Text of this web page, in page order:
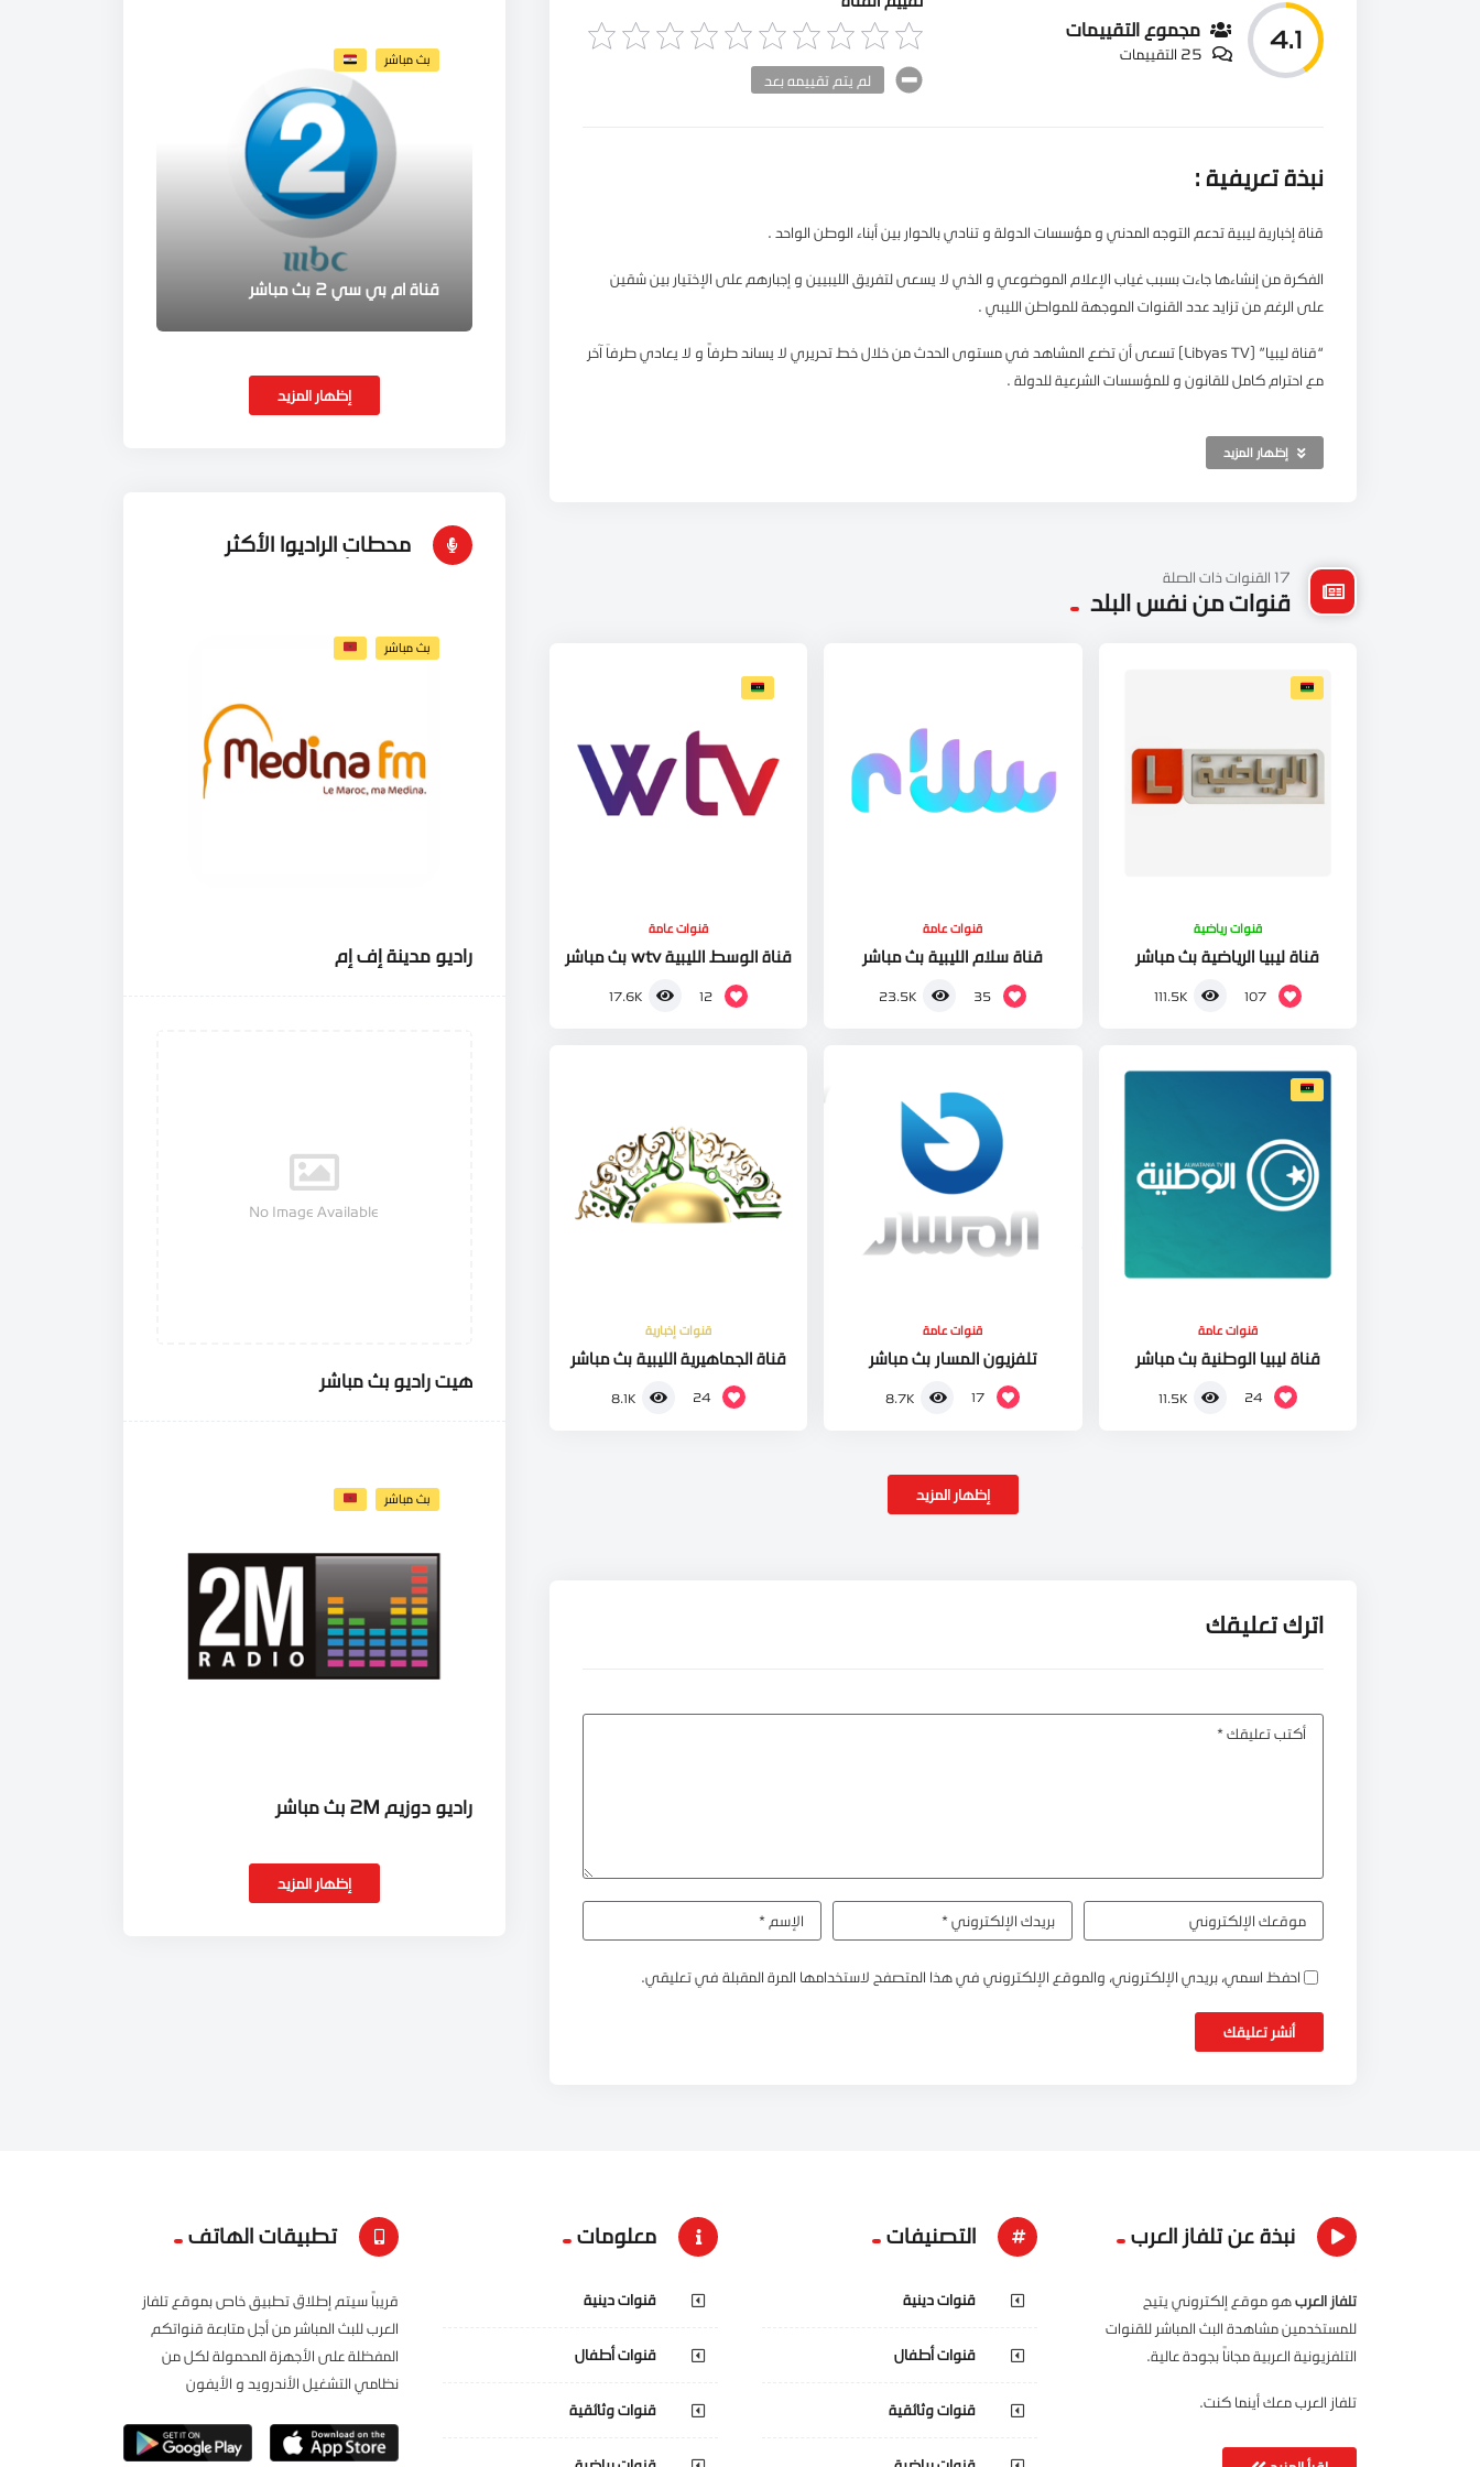
4.1 مجموع التقييمات
25 التقييمات
لم يتم تقييمه بعد
نبذة تعريفية :
قناة إخبارية ليبية تدعم التوجه المدني و مؤسسات الدولة و تنادي بالحوار بين أبناء الوطن الواحد .
الفكرة من إنشاءها جاءت بسبب غياب الإعلام الموضوعي و الذي لا يسعى لتفريق الليبيين و إجبارهم على الإختيار بين شقين
على الرغم من تزايد عدد القنوات الموجهة للمواطن الليبي .
“قناة ليبيا” [Libyas TV] تسعى أن تضع المشاهد في مستوى الحدث من خلال خط تحريري لا يساند طرفاً و لا يعادي طرفاَ آخر
مع احترام كامل للقانون و للمؤسسات الشرعية للدولة .
لمواكبة الحدث لحظة بلحظة .
إظهار المزيد
17 القنوات ذات الصلة
قنوات من نفس البلد
قنوات رياضية
قناة ليبيا الرياضية بث مباشر
107
111.5K
قنوات عامة
قناة سلام الليبية بث مباشر
35
23.5K
قنوات عامة
قناة الوسط الليبية wtv بث مباشر
12
17.6K
قنوات عامة
قناة ليبيا الوطنية بث مباشر
24
11.5K
قنوات عامة
تلفزيون المسار بث مباشر
17
8.7K
قنوات إخبارية
قناة الجماهيرية الليبية بث مباشر
24
8.1K
إظهار المزيد
اترك تعليقك
احفظ اسمي، بريدي الإلكتروني، والموقع الإلكتروني في هذا المتصفح لاستخدامها المرة المقبلة في تعليقي.
بث مباشر
قناة ام بي سي 2 بث مباشر
إظهار المزيد
محطات الراديوا الأكثر
بث مباشر
راديو مدينة إف إم
No Image Available
هيت راديو بث مباشر
بث مباشر
راديو دوزيم 2M بث مباشر
إظهار المزيد
نبذة عن تلفاز العرب
تلفاز العربهو موقع إلكتروني يتيح
للمستخدمين مشاهدة البث المباشر للقنوات
التلفزيونية العربية مجاناً بجودة عالية.
تلفاز العرب معك أينما كنت.
التصنيفات
قنوات دينية
قنوات أطفال
قنوات وثائقية
معلومات
قنوات دينية
قنوات أطفال
قنوات وثائقية
تطبيقات الهاتف
قريباً سيتم إطلاق تطبيق خاص بموقع تلفاز
العرب للبث المباشر من أجل متابعة قنواتكم
المفظلة على الأجهزة المحمولة لكل من
نظامي التشغيل الأندرويد و الأيفون